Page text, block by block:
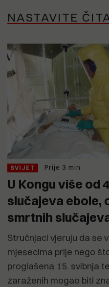
NASTAVITE
SVIJET Prije 3 min
U Kongu više od
slučajeva ebole,
smrtnih
Stručnjaci vjeruju da se
mjesecima prije nego
proglašena 15. svibnja
zaraženih mogao biti